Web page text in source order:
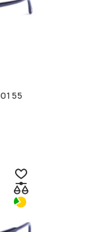
55